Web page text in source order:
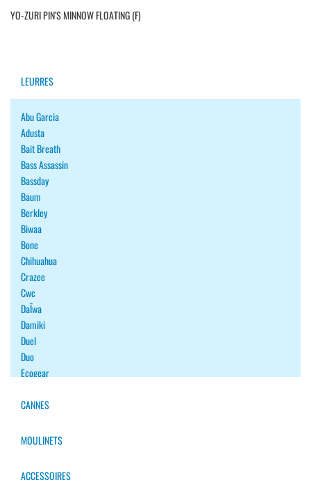
YO-ZURI PIN'S MINNOW FLOATING (F)
LEURRES
Abu Garcia
Adusta
Bait Breath
Bass Assassin
Bassday
Baum
Berkley
Biwaa
Bone
Chihuahua
Crazee
Cwc
DaÏwa
Damiki
Duel
Duo
Ecogear
Fish Arrow
Flash Union
Gan Craft
Gary Yamamoto
CANNES
MOULINETS
ACCESSOIRES